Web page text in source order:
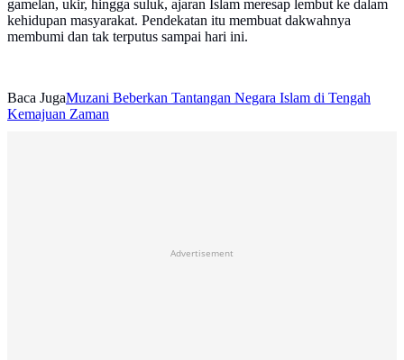
gamelan, ukir, hingga suluk, ajaran Islam meresap lembut ke dalam
kehidupan masyarakat. Pendekatan itu membuat dakwahnya
membumi dan tak terputus sampai hari ini.
Baca JugaMuzani Beberkan Tantangan Negara Islam di Tengah
Kemajuan Zaman
Advertisement